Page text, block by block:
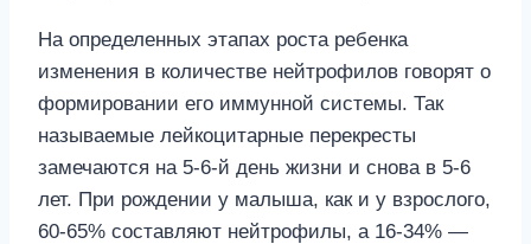
На определенных этапах роста ребенка
изменения в количестве нейтрофилов говорят о
формировании его иммунной системы. Так
называемые лейкоцитарные перекресты
замечаются на 5-6-й день жизни и снова в 5-6
лет. При рождении у малыша, как и у взрослого,
60-65% составляют нейтрофилы, а 16-34% —